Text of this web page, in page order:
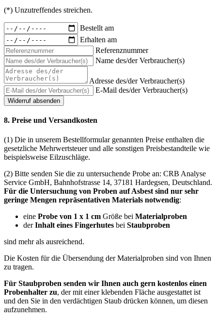
(*) Unzutreffendes streichen.
Bestellt am
Erhalten am
Referenznummer
Name des/der Verbraucher(s)
Adresse des/der Verbraucher(s)
E-Mail des/der Verbraucher(s)
Widerruf absenden
8. Preise und Versandkosten
(1) Die in unserem Bestellformular genannten Preise enthalten die
gesetzliche Mehrwertsteuer und alle sonstigen Preisbestandteile wie
beispielsweise Eilzuschläge.
(2) Bitte senden Sie die zu untersuchende Probe an: CRB Analyse
Service GmbH, Bahnhofstrasse 14, 37181 Hardegsen, Deutschland.
Für die Untersuchung von Proben auf Asbest sind nur sehr
geringe Mengen repräsentativen Materials notwendig:
eine Probe von 1 x 1 cm Größe bei Materialproben
derInhalt eines Fingerhutes bei Staubproben
sind mehr als ausreichend.
Die Kosten für die Übersendung der Materialproben sind von Ihnen
zu tragen.
Für Staubproben senden wir Ihnen auch gern kostenlos einen
Probenhalter zu, der mit einer klebenden Fläche ausgestattet ist
und den Sie in den verdächtigen Staub drücken können, um diesen
aufzunehmen.